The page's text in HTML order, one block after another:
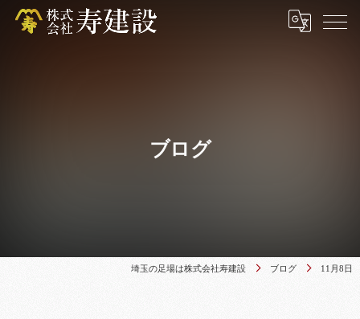
ブログ
埼玉の足場は株式会社寿建設 ブログ 11月8日